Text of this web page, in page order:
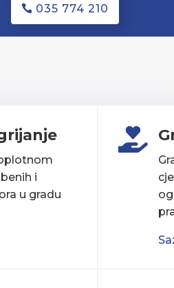
035 774 210
i
u gradu
